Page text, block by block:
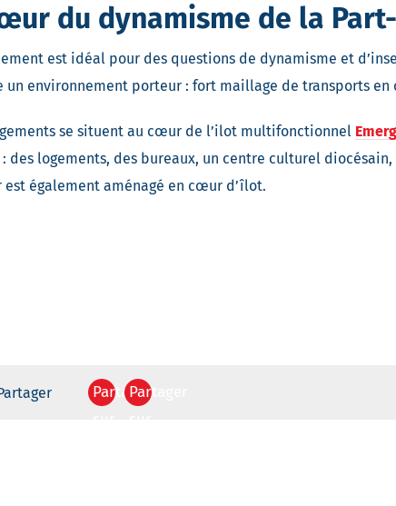
du dynamisme de la
est idéal pour des questions de dynamisme et
un environnement porteur : fort maillage de transports
se situent au cœur de l’ilot multifonctionnel
: des logements, des bureaux, un centre culturel
est également aménagé en cœur d’îlot.
PartagerPartager